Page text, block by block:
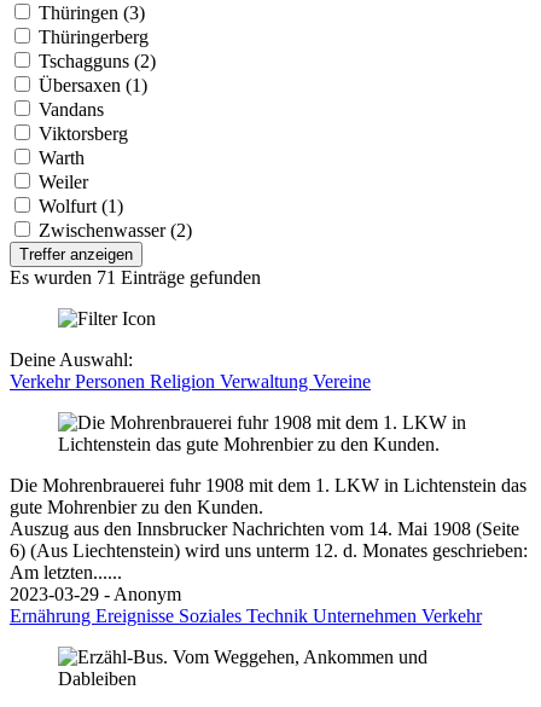
Thüringen (3)
Thüringerberg
Tschagguns (2)
Übersaxen (1)
Vandans
Viktorsberg
Warth
Weiler
Wolfurt (1)
Zwischenwasser (2)
Treffer anzeigen
Es wurden 71 Einträge gefunden
Deine Auswahl:
VerkehrPersonen Religion Verwaltung Vereine
Die Mohrenbrauerei fuhr 1908 mit dem 1. LKW in Lichtenstein das
gute Mohrenbier zu den Kunden.
Auszug aus den Innsbrucker Nachrichten vom 14. Mai 1908 (Seite
6) (Aus Liechtenstein) wird uns unterm 12. d. Monates geschrieben:
Am letzten......
2023-03-29 - Anonym
Ernährung Ereignisse Soziales Technik Unternehmen Verkehr